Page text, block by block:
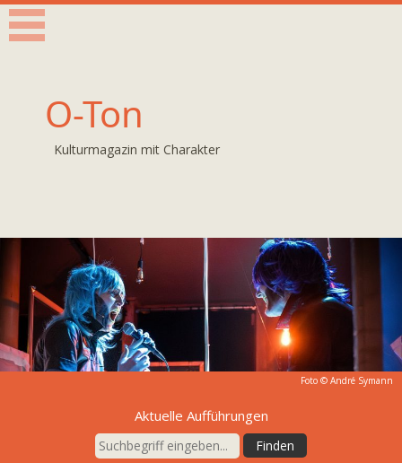
O-Ton
Kulturmagazin mit Charakter
Foto © André Symann
Aktuelle Aufführungen